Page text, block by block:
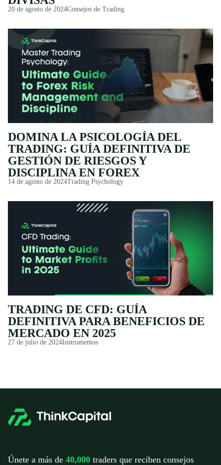
20 de agosto de 2024Consejos de Trading
DOMINA LA PSICOLOGÍA DEL
TRADING: GUÍA DEFINITIVA DE
GESTIÓN DE RIESGOS Y
DISCIPLINA EN FOREX
14 de agosto de 2024Trading Psychology
TRADING DE CFD: GUÍA
DEFINITIVA PARA BENEFICIOS DE
MERCADO EN 2025
27 de julio de 2024Instrumentos
Únete a más de 40,000 traders que reciben consejos